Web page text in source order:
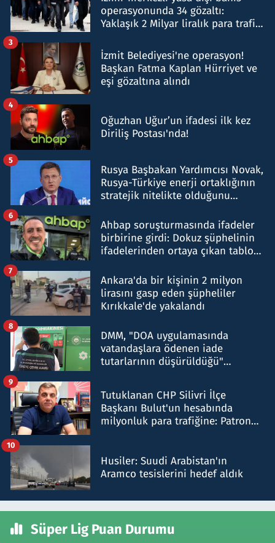
operasyonunda 34 gözaltı:
Yaklaşık 2 Milyar liralık para trafiği
İzmit Belediyesi'ne operasyon!
Başkan Fatma Kaplan Hürriyet ve
eşi gözaltına alındı
3
Oğuzhan Uğur’un ifadesi ilk kez
Diriliş Postası'nda!
4
Rusya Başbakan Yardımcısı Novak,
Rusya-Türkiye enerji ortaklığının
stratejik nitelikte olduğunu
5
Ahbap soruşturmasında ifadeler
birbirine girdi: Dokuz şüphelinin
ifadelerinden ortaya çıkan tablo
6
Ankara'da bir kişinin 2 milyon
lirasını gasp eden şüpheliler
Kırıkkale'de yakalandı
7
DMM, "DOA uygulamasında
vatandaşlara ödenen iade
tutarlarının düşürüldüğü"
8
Tutuklanan CHP Silivri İlçe
Başkanı Bulut'un hesabında
milyonluk para trafiğine: Patron
9
Husiler: Suudi Arabistan'ın
Aramco tesislerini hedef aldık
10
Süper Lig Puan Durumu